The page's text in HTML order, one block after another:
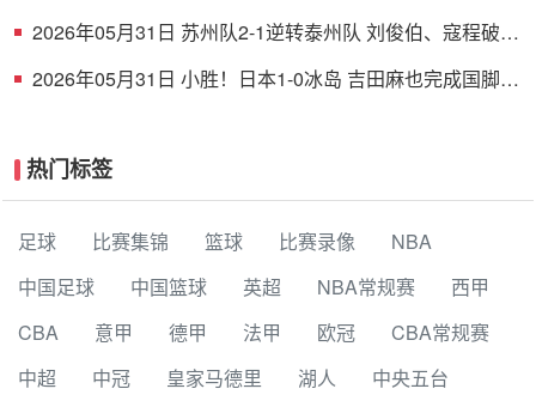
2026年05月31日 苏州队2-1逆转泰州队 刘俊伯、寇程破门
2026年05月31日 小胜！日本1-0冰岛 吉田麻也完成国脚谢
热门标签
足球 比赛集锦 篮球 比赛录像
NBA
中国足球
中国篮球 英超 NBA常规赛
西甲
CBA
意甲 德甲 法甲 欧冠
CBA常规赛
中超
中冠 皇家马德里 湖人
中央五台